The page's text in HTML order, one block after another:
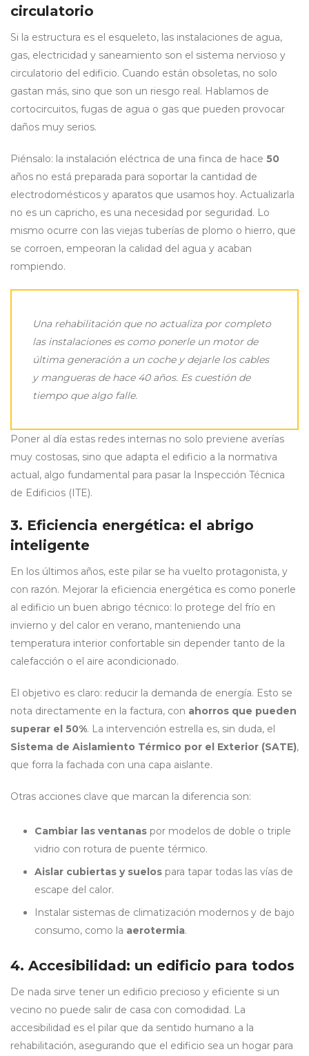
circulatorio
Si la estructura es el esqueleto, las instalaciones de agua,
gas, electricidad y saneamiento son el sistema nervioso y
circulatorio del edificio. Cuando están obsoletas, no solo
gastan más, sino que son un riesgo real. Hablamos de
cortocircuitos, fugas de agua o gas que pueden provocar
daños muy serios.
Piénsalo: la instalación eléctrica de una finca de hace 50
años no está preparada para soportar la cantidad de
electrodomésticos y aparatos que usamos hoy. Actualizarla
no es un capricho, es una necesidad por seguridad. Lo
mismo ocurre con las viejas tuberías de plomo o hierro, que
se corroen, empeoran la calidad del agua y acaban
rompiendo.
Una rehabilitación que no actualiza por completo
las instalaciones es como ponerle un motor de
última generación a un coche y dejarle los cables
y mangueras de hace 40 años. Es cuestión de
tiempo que algo falle.
Poner al día estas redes internas no solo previene averías
muy costosas, sino que adapta el edificio a la normativa
actual, algo fundamental para pasar la Inspección Técnica
de Edificios (ITE).
3. Eficiencia energética: el abrigo
inteligente
En los últimos años, este pilar se ha vuelto protagonista, y
con razón. Mejorar la eficiencia energética es como ponerle
al edificio un buen abrigo técnico: lo protege del frío en
invierno y del calor en verano, manteniendo una
temperatura interior confortable sin depender tanto de la
calefacción o el aire acondicionado.
El objetivo es claro: reducir la demanda de energía. Esto se
nota directamente en la factura, con ahorros que pueden
superar el 50%. La intervención estrella es, sin duda, el
Sistema de Aislamiento Térmico por el Exterior (SATE),
que forra la fachada con una capa aislante.
Otras acciones clave que marcan la diferencia son:
Cambiar las ventanas por modelos de doble o triple
vidrio con rotura de puente térmico.
Aislar cubiertas y suelos para tapar todas las vías de
escape del calor.
Instalar sistemas de climatización modernos y de bajo
consumo, como la aerotermia.
4. Accesibilidad: un edificio para todos
De nada sirve tener un edificio precioso y eficiente si un
vecino no puede salir de casa con comodidad. La
accesibilidad es el pilar que da sentido humano a la
rehabilitación, asegurando que el edificio sea un hogar para